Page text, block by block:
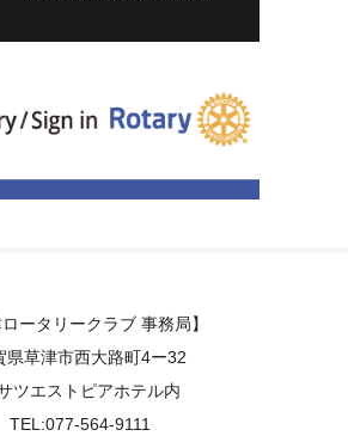
ロータリークラブ 事務局】
県草津市西大路町4ー32
ツエストピアホテル内
TEL:077-564-9111